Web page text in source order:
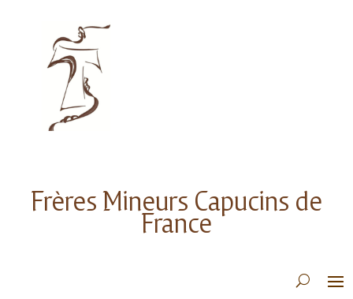
Frères Mineurs Capucins de
France